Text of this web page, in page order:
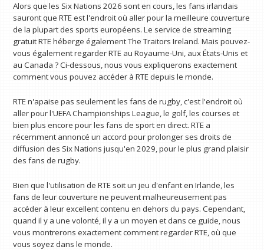
Alors que les Six Nations 2026 sont en cours, les fans irlandais
sauront que RTE est l'endroit où aller pour la meilleure couverture
de la plupart des sports européens. Le service de streaming
gratuit RTE héberge également The Traitors Ireland. Mais pouvez-
vous également regarder RTE au Royaume-Uni, aux États-Unis et
au Canada ? Ci-dessous, nous vous expliquerons exactement
comment vous pouvez accéder à RTE depuis le monde.
RTE n'apaise pas seulement les fans de rugby, c'est l'endroit où
aller pour l'UEFA Championships League, le golf, les courses et
bien plus encore pour les fans de sport en direct. RTE a
récemment annoncé un accord pour prolonger ses droits de
diffusion des Six Nations jusqu'en 2029, pour le plus grand plaisir
des fans de rugby.
Bien que l'utilisation de RTE soit un jeu d'enfant en Irlande, les
fans de leur couverture ne peuvent malheureusement pas
accéder à leur excellent contenu en dehors du pays. Cependant,
quand il y a une volonté, il y a un moyen et dans ce guide, nous
vous montrerons exactement comment regarder RTE, où que
vous soyez dans le monde.